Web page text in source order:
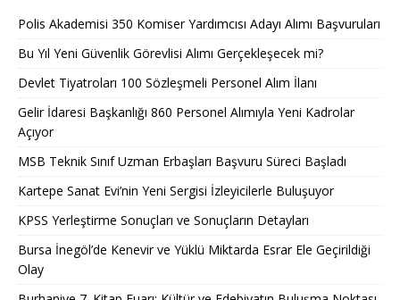
Polis Akademisi 350 Komiser Yardımcısı Adayı Alımı Başvuruları
Bu Yıl Yeni Güvenlik Görevlisi Alımı Gerçekleşecek mi?
Devlet Tiyatroları 100 Sözleşmeli Personel Alım İlanı
Gelir İdaresi Başkanlığı 860 Personel Alımıyla Yeni Kadrolar
Açıyor
MSB Teknik Sınıf Uzman Erbaşları Başvuru Süreci Başladı
Kartepe Sanat Evi’nin Yeni Sergisi İzleyicilerle Buluşuyor
KPSS Yerleştirme Sonuçları ve Sonuçların Detayları
Bursa İnegöl’de Kenevir ve Yüklü Miktarda Esrar Ele Geçirildiği
Olay